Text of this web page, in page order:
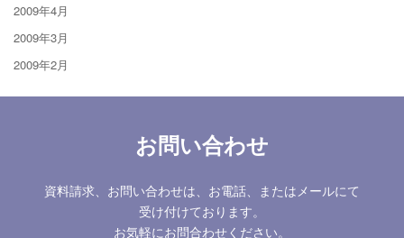
2009年4月
2009年3月
2009年2月
お問い合わせ
資料請求、お問い合わせは、お電話、またはメールにて
受け付けております。
お気軽にお問合わせください。